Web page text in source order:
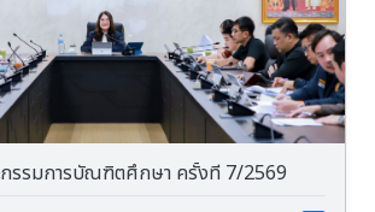
รรมการบัณฑิตศึกษา ครั้งที่ 7/2569